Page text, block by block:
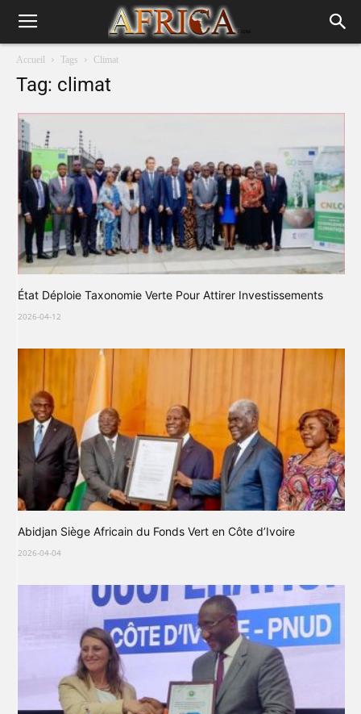
Accueil Tags Climat
Tag: climat
État Déploie Taxonomie Verte Pour Attirer Investissements
2026-04-12
Abidjan Siège Africain du Fonds Vert en Côte d’Ivoire
2026-04-04